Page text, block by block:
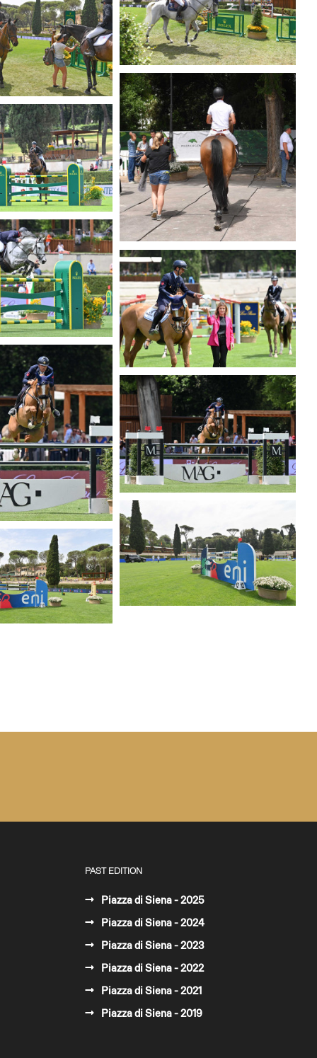
PAST EDITION
Piazza di Siena - 2025
Piazza di Siena - 2024
Piazza di Siena - 2023
Piazza di Siena - 2022
Piazza di Siena - 2021
Piazza di Siena - 2019